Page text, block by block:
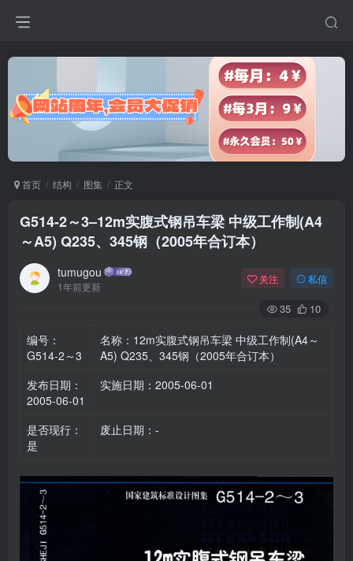
首页 结构 图集 正文
G514-2～3–12m实腹式钢吊车梁 中级工作制(A4
～A5) Q235、345钢（2005年合订本）
tumugou
1年前更新
关注 私信
35 10
编号：
G514-2～3
名称：12m实腹式钢吊车梁 中级工作制(A4～
A5) Q235、345钢（2005年合订本）
发布日期：
2005-06-01
实施日期：2005-06-01
是否现行：
是
废止日期：-